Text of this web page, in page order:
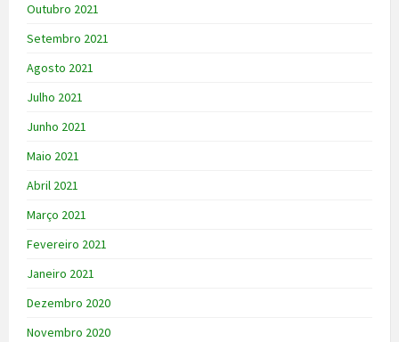
Outubro 2021
Setembro 2021
Agosto 2021
Julho 2021
Junho 2021
Maio 2021
Abril 2021
Março 2021
Fevereiro 2021
Janeiro 2021
Dezembro 2020
Novembro 2020